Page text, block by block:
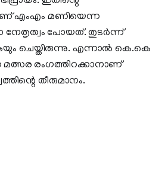
എംഎം മണിയെന്ന
നേതൃത്വം പോയത്. തുടർന്ന്
ചെയ്തിരുന്നു. എന്നാൽ കെ.കെ
മത്സര രം​ഗത്തിറക്കാനാണ്
തീരുമാനം.